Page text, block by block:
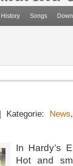
History Songs
News
In Hardy’s
Hot and